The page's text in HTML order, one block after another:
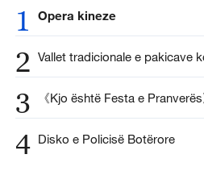
1 Opera kineze
2 Vallet tradicionale e pakicave
3 《Kjo është Festa e Pranverës
4 Disko e Policisë Botërore